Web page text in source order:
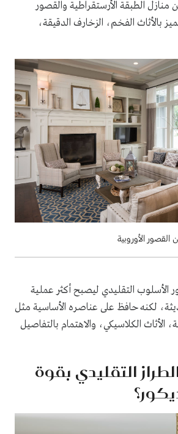
منازل الطبقة الأرستقراطية والقصور
بالأثاث الفخم، الزخارف الدقيقة،
القصور الأوروبية
الأسلوب التقليدي ليصبح أكثر عملية
لكنه حافظ على عناصره الأساسية مثل
الأثاث الكلاسيكي، والاهتمام بالتفاصيل
التقليدي بقوة